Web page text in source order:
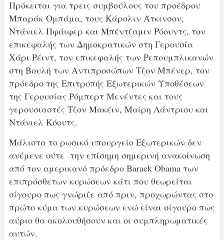
Πρόκειται για τρεις συμβούλους του προέδρου
Μπαράκ Ομπάμα, τους Κάρολιν Άτκινσον,
Ντάνιελ Πφάιφερ και Μπέντζαμιν Ρόουντς, τον
επικεφαλής των Δημοκρατικών στη Γερουσία
Χάρι Ρέιντ, τον επικεφαλής των Ρεπουμπλικανών
στη Βουλή των Αντιπροσώπων Τζον Μπένερ, τον
πρόεδρο της Επιτροπής Εξωτερικών Υποθέσεων
της Γερουσίας Ρόμπερτ Μενέντες και τους
γερουσιαστές Τζον Μακέιν, Μαίρη Λάντριου και
Ντάνιελ Κόουτς.
Μάλιστα το ρωσικό υπουργείο Εξωτερικών δεν
ανέμενε ούτε την επίσημη σημερινή ανακοίνωση
από τον αμερικανό πρόεδρο Barack Obama των
επιπρόσθετων κυρώσεων κάτι που θεωρείται
σίγουρο πως γνώριζε από πριν, προχωρώντας στο
πρώτο κύμα των κυρώσεων ενώ είναι σίγουρο πως
αύριο θα ακολουθήσουν και οι συμπληρωματικές
αυτών.